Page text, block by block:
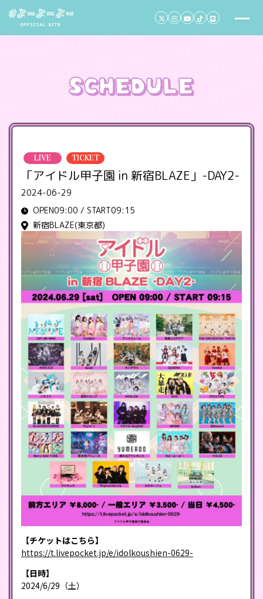
LIVE TICKET
「アイドル甲子園 in 新宿BLAZE」-DAY2-
2024-06-29
OPEN09:00 / START09:15
新宿BLAZE(東京都)
【チケットはこちら】
https://t.livepocket.jp/e/idolkoushien-0629-
【日時】
2024/6/29（土）